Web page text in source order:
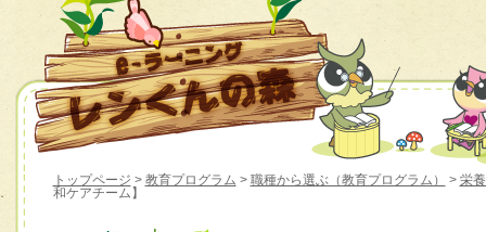
トップページ > 教育プログラム > 職種から選ぶ（教育プログラム） > 栄
和ケアチーム】